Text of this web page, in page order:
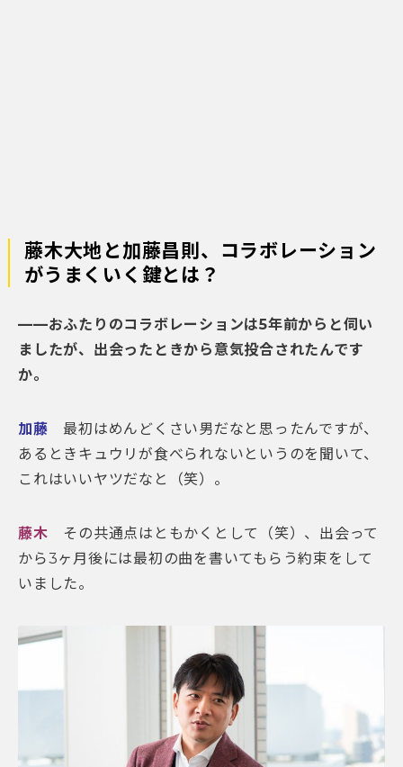
藤木大地と加藤昌則、コラボレーション
がうまくいく鍵とは？
——おふたりのコラボレーションは5年前からと伺い
ましたが、出会ったときから意気投合されたんです
か。
加藤 最初はめんどくさい男だなと思ったんですが、
あるときキュウリが食べられないというのを聞いて、
これはいいヤツだなと（笑）。
藤木 その共通点はともかくとして（笑）、出会って
から3ヶ月後には最初の曲を書いてもらう約束をして
いました。